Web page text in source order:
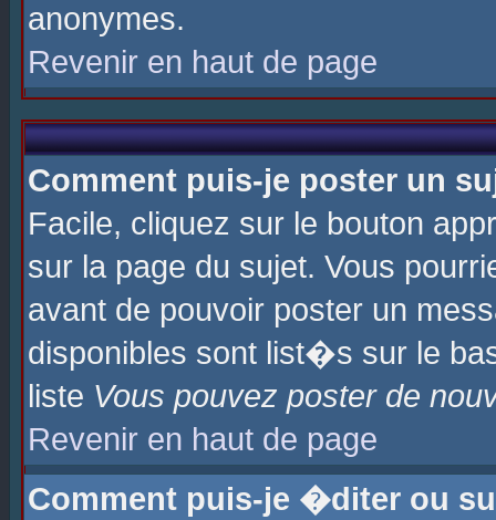
anonymes.
Revenir en haut de page
Comment puis-je poster un
Facile, cliquez sur le bouton
sur la page du sujet. Vous
avant de pouvoir poster un
disponibles sont list�s sur le
liste Vous pouvez poster de
Revenir en haut de page
Comment puis-je �diter ou